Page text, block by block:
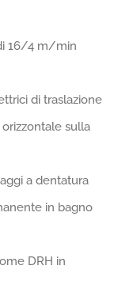
16/4 m/min
di traslazione
sulla
a dentatura
in bagno
DRH in